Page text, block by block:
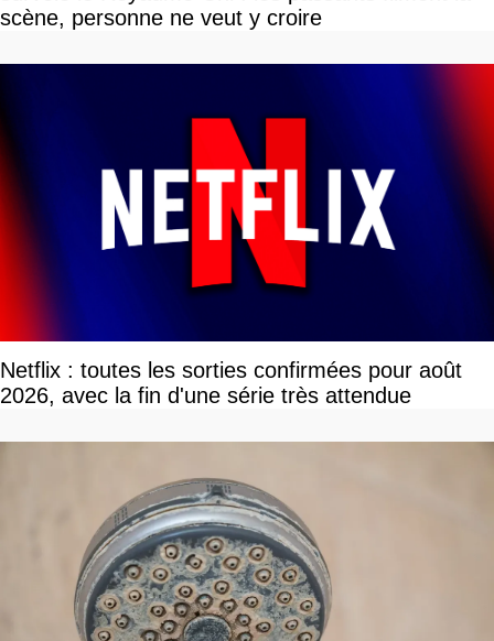
scène, personne ne veut y croire
Netflix : toutes les sorties confirmées pour août
2026, avec la fin d'une série très attendue